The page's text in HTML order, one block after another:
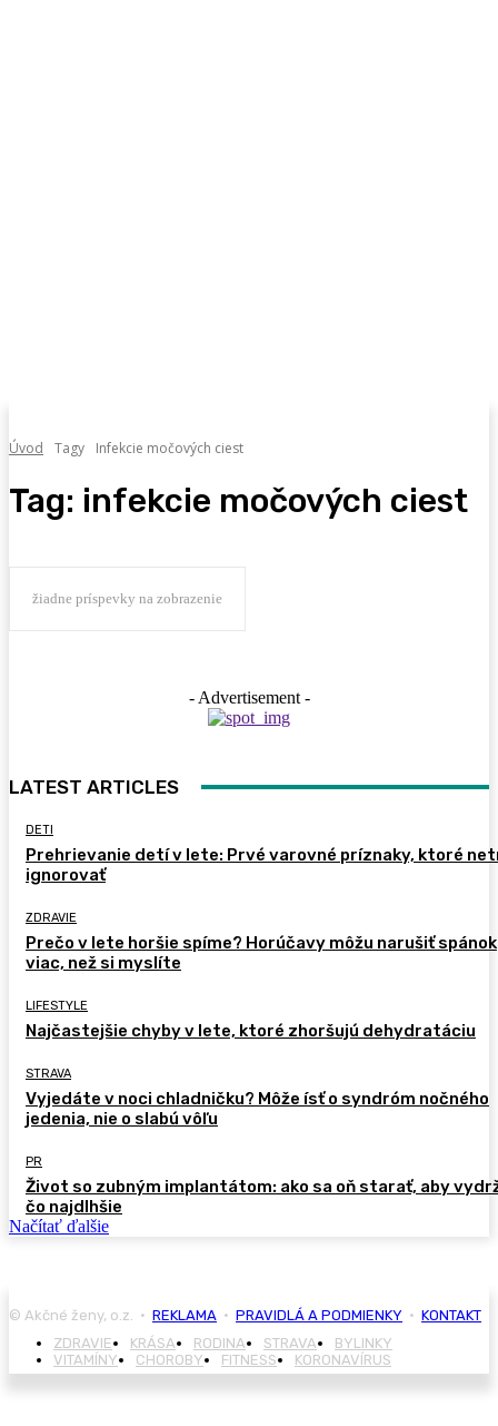
Úvod Tagy Infekcie močových ciest
Tag: infekcie močových ciest
žiadne príspevky na zobrazenie
- Advertisement -
LATEST ARTICLES
DETI
Prehrievanie detí v lete: Prvé varovné príznaky, ktoré
ignorovať
ZDRAVIE
Prečo v lete horšie spíme? Horúčavy môžu narušiť spánok
viac, než si myslíte
LIFESTYLE
Najčastejšie chyby v lete, ktoré zhoršujú dehydratáciu
STRAVA
Vyjedáte v noci chladničku? Môže ísť o syndróm nočného
jedenia, nie o slabú vôľu
PR
Život so zubným implantátom: ako sa oň starať, aby
čo najdlhšie
Načítať ďalšie
© Akčné ženy, o.z. • REKLAMA • PRAVIDLÁ A PODMIENKY • KONTAKT
ZDRAVIE
KRÁSA RODINA STRAVA
BYLINKY
VITAMÍNY
CHOROBY FITNESS KORONAVÍRUS